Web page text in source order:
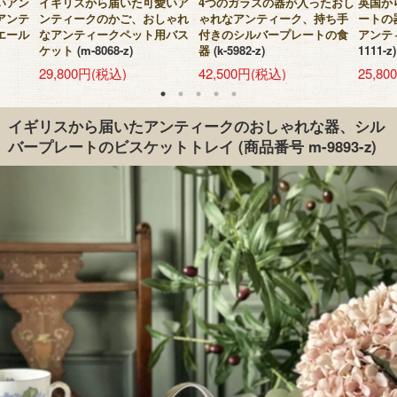
ンテ
ール
ンティークのかご、おしゃれ
なアンティークペット用バス
ケット (m-8068-z)
29,800円(税込)
ゃれなアンティーク、持ち手
付きのシルバープレートの食
器 (k-5982-z)
42,500円(税込)
ートの
アンテ
1111-z)
イギリスから届いたアンティークのおしゃれな器、シル
バープレートのビスケットトレイ (商品番号 m-9893-z)